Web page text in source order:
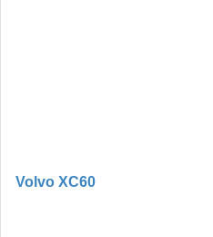
Volvo XC60